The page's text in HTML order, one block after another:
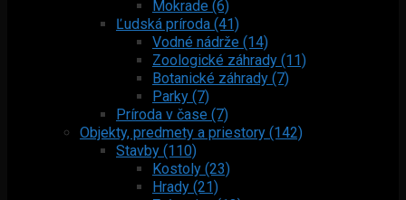
Mokrade (6)
Ľudská príroda (41)
Vodné nádrže (14)
Zoologické záhrady (11)
Botanické záhrady (7)
Parky (7)
Príroda v čase (7)
Objekty, predmety a priestory (142)
Stavby (110)
Kostoly (23)
Hrady (21)